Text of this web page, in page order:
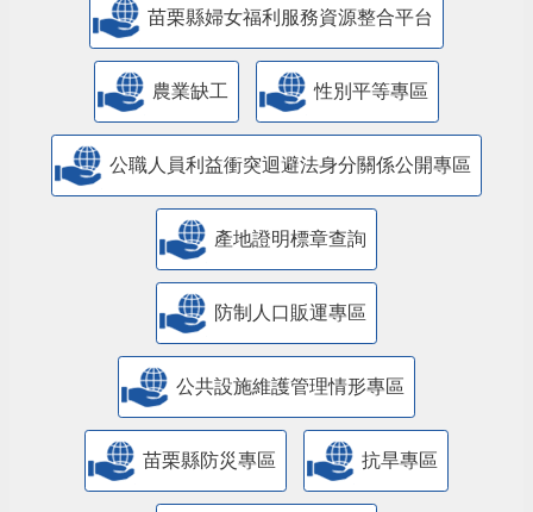
苗栗縣婦女福利服務資源整合平台
農業缺工 性別平等專區
公職人員利益衝突迴避法身分關係公開專區
產地證明標章查詢
防制人口販運專區
​公共設施維護管理情形專區
苗栗縣防災專區 抗旱專區